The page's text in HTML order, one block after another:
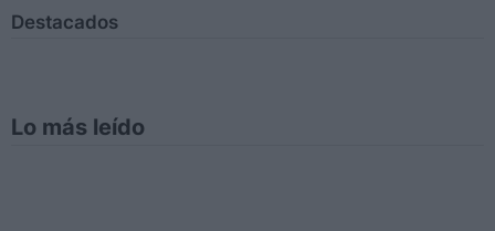
Destacados
Lo más leído